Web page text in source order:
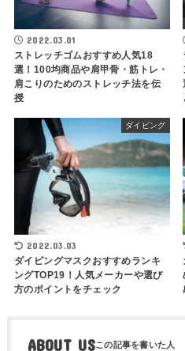
2022.03.01
ストレッチゴムおすすめ人気18
選！100均商品や肩甲骨・筋トレ・
肩こりのためのストレッチ法を伝
授
ダイビング
2022.03.03
ダイビングマスクおすすめランキ
ングTOP19！人気メーカーや選び
方のポイントをチェック
ABOUT US